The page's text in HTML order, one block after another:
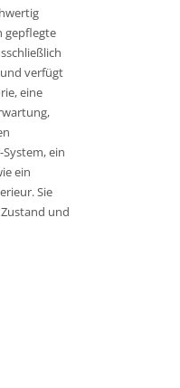
gepflegte
verfügt
eine
ein
ein
Sie
und